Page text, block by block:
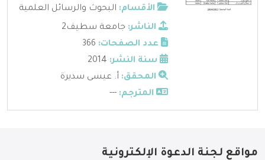
الأقسام: البحوث والرسائل العلمية
الناشر: جامعة سطيف2
عدد الصفحات:
سنة النشر:
المحقق: أ. عيسى سديرة
المترجم: ---
مواقع لجنة الدعوة الإلكترونية